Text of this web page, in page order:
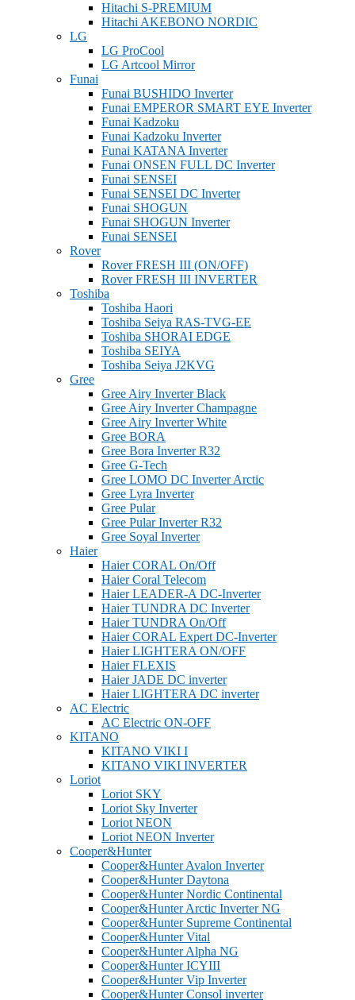
Hitachi S-PREMIUM
Hitachi AKEBONO NORDIC
LG
LG ProCool
LG Artcool Mirror
Funai
Funai BUSHIDO Inverter
Funai EMPEROR SMART EYE Inverter
Funai Kadzoku
Funai Kadzoku Inverter
Funai KATANA Inverter
Funai ONSEN FULL DC Inverter
Funai SENSEI
Funai SENSEI DC Inverter
Funai SHOGUN
Funai SHOGUN Inverter
Funai SENSEI
Rover
Rover FRESH III (ON/OFF)
Rover FRESH III INVERTER
Toshiba
Toshiba Haori
Toshiba Seiya RAS-TVG-EE
Toshiba SHORAI EDGE
Toshiba SEIYA
Toshiba Seiya J2KVG
Gree
Gree Airy Inverter Black
Gree Airy Inverter Champagne
Gree Airy Inverter White
Gree BORA
Gree Bora Inverter R32
Gree G-Tech
Gree LOMO DC Inverter Arctic
Gree Lyra Inverter
Gree Pular
Gree Pular Inverter R32
Gree Soyal Inverter
Haier
Haier CORAL On/Off
Haier Coral Telecom
Haier LEADER-A DC-Inverter
Haier TUNDRA DC Inverter
Haier TUNDRA On/Off
Haier CORAL Expert DC-Inverter
Haier LIGHTERA ON/OFF
Haier FLEXIS
Haier JADE DC inverter
Haier LIGHTERA DC inverter
AC Electric
AC Electric ON-OFF
KITANO
KITANO VIKI I
KITANO VIKI INVERTER
Loriot
Loriot SKY
Loriot Sky Inverter
Loriot NEON
Loriot NEON Inverter
Cooper&Hunter
Cooper&Hunter Avalon Inverter
Cooper&Hunter Daytona
Cooper&Hunter Nordic Continental
Cooper&Hunter Arctic Inverter NG
Cooper&Hunter Supreme Continental
Cooper&Hunter Vital
Cooper&Hunter Alpha NG
Cooper&Hunter ICYIII
Cooper&Hunter Vip Inverter
Cooper&Hunter Consol inverter